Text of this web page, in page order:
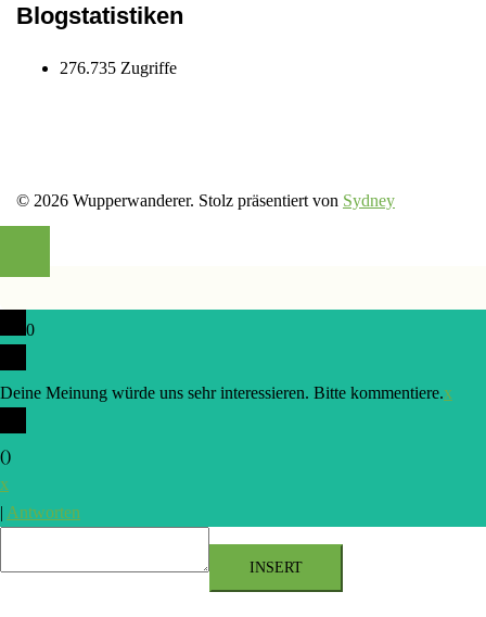
Blogstatistiken
276.735 Zugriffe
© 2026 Wupperwanderer. Stolz präsentiert von Sydney
0
Deine Meinung würde uns sehr interessieren. Bitte kommentiere.x
()
x
| Antworten
INSERT